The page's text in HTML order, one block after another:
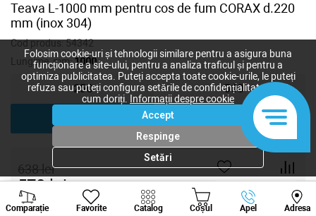
Teava L-1000 mm pentru cos de fum CORAX d.220
mm (inox 304)
Cod produs:54342
Lungime, mm:1000
250 500
638lei
570lei
Comparație Favorite Catalog Coșul Apel Adresa
Viber Whatsapp
Folosim cookie-uri și tehnologii similare pentru a asigura buna
funcționare a site-ului, pentru a analiza traficul și pentru a
optimiza publicitatea. Puteți accepta toate cookie-urile, le puteți
refuza sau puteți configura setările de confidențialitate după
cum doriți.
Informații despre cookie
Accept
Respinge
Setări